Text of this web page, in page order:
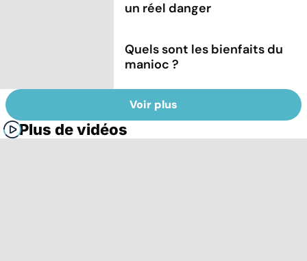
un réel danger
Quels sont les bienfaits du
manioc ?
Voir plus
Plus de vidéos